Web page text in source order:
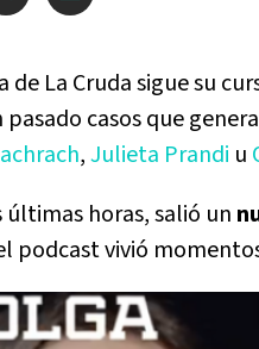
La Cruda sigue su
pasado casos que
,Julieta Prandi u
horas, salió un
podcast vivió